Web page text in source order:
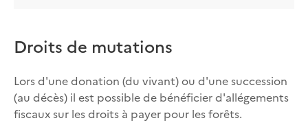
Droits de mutations
Lors d'une donation (du vivant) ou d'une succession
(au décès) il est possible de bénéficier d'allégements
fiscaux sur les droits à payer pour les forêts.